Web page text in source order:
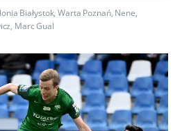
Białystok,Warta Poznań, Nene,
, Marc Gual